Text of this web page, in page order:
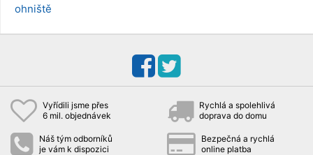
ohniště
Vyřídili jsme přes
6 mil. objednávek
Rychlá a spolehlivá
doprava do domu
Náš tým odborníků
je vám k dispozici
Bezpečná a rychlá
online platba